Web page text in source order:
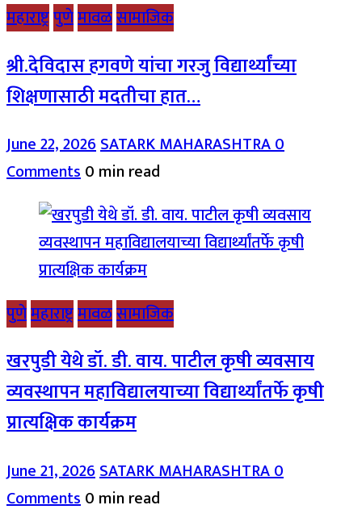
महाराष्ट्रपुणेमावळसामाजिक
श्री.देविदास हगवणे यांचा गरजु विद्यार्थ्यांच्या
शिक्षणासाठी मदतीचा हात…
June 22, 2026SATARK MAHARASHTRA0
Comments0 min read
पुणेमहाराष्ट्रमावळसामाजिक
खरपुडी येथे डॉ. डी. वाय. पाटील कृषी व्यवसाय
व्यवस्थापन महाविद्यालयाच्या विद्यार्थ्यांतर्फे कृषी
प्रात्यक्षिक कार्यक्रम
June 21, 2026SATARK MAHARASHTRA0
Comments0 min read